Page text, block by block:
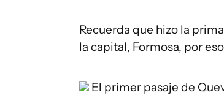
Recuerda que hizo la
la capital, Formosa, por
El primer pasaje de